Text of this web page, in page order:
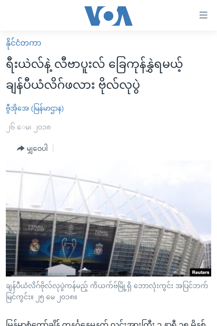
လွယ်ကူ
စေ
သည့်
Link
များ
ပင်မ
ပင်မ
အ
ညွန်း
စာမျက်နှာ
သို့
ကျော်
ကြည့်
ရန်
မူလစာမျက်နှာ
မြန်မာ
ကမ္ဘာ့သတင်းများ
နိုင်ငံတကာ
အစ္စရေး-ပါလက်စတိုင်း
ဗွီဒီယို
သတင်းလွတ်လပ်ခွင့်
အင်္ဂလိပ်စာလေ့လာမယ်
အမေရိကန်သုံးအီဒီယံ
မကြေးမုံရဲ့ အင်္ဂလိပ်စာ
ရုပ်ရှင်ထဲက အင်္ဂလိပ်စာ
သုတပဒေသာ အင်္ဂလိပ်စာ
အပတ်စဉ်ကဏ္ဍများ
တီဗွီ
ရေဒီယိုနှင့်ရုပ်သံ အချက်အလက်များ
ရေဒီယို/တီဗွီအစီအစဉ်
Learning English
ဗွီအိုအေ လူမှုကွန်ယက်များ
နိုင်ငံတကာ
ရီးယဲလ်နဲ့ လီဗာပူးလ် ခြေကုန်နွှဲရမယ့်
ချန်ပီယံလိဂ်ဖလား ဗိုလ်လုပွဲ
ဗွီအိုအေ (မြန်မာဌာန)
၂၆ ေမ၊ ၂၀၁၈
မျှဝေပါ
ချန်ပီယံလိဂ်ဗိုလ်လုပွဲကန်မည့် ကိယက်ဗ်မြို့ရှိ ဘောလုံးကွင်း အပြင်ဘက်
မြင်ကွင်း။ ၂၅ မေ ၂၀၁၈။